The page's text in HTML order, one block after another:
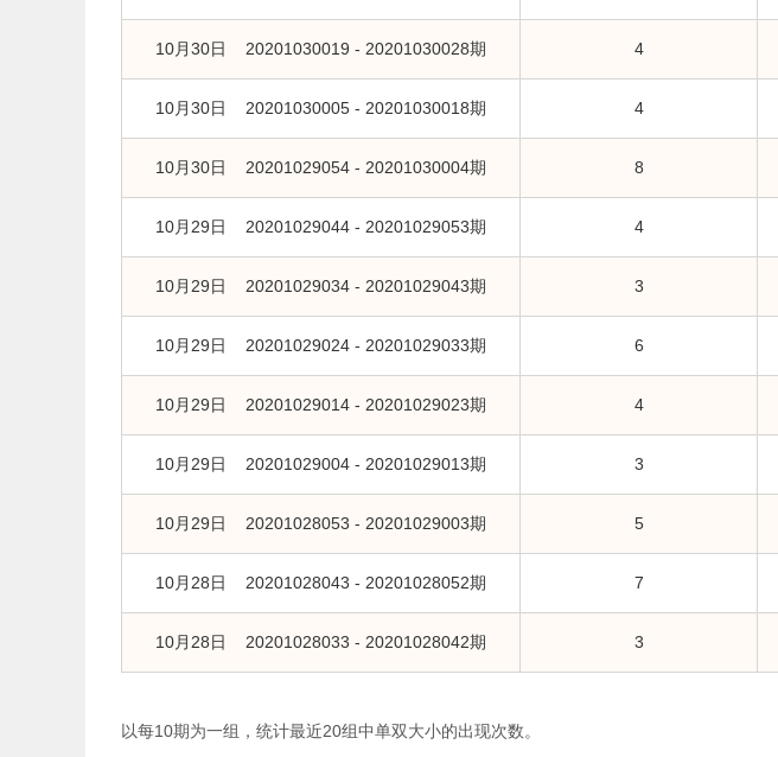
10月30日 20201030019 - 20201030028期 4
10月30日 20201030005 - 20201030018期 4
10月30日 20201029054 - 20201030004期 8
10月29日 20201029044 - 20201029053期 4
10月29日 20201029034 - 20201029043期 3
10月29日 20201029024 - 20201029033期 6
10月29日 20201029014 - 20201029023期 4
10月29日 20201029004 - 20201029013期 3
10月29日 20201028053 - 20201029003期 5
10月28日 20201028043 - 20201028052期 7
10月28日 20201028033 - 20201028042期 3
以每10期为一组，统计最近20组中单双大小的出现次数。